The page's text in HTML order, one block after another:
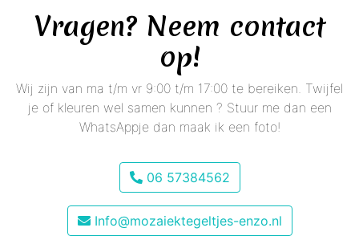
Vragen? Neem contact
op!
Wij zijn van ma t/m vr 9:00 t/m 17:00 te bereiken. Twijfel
je of kleuren wel samen kunnen ? Stuur me dan een
WhatsAppje dan maak ik een foto!
06 57384562
Info@mozaiektegeltjes-enzo.nl